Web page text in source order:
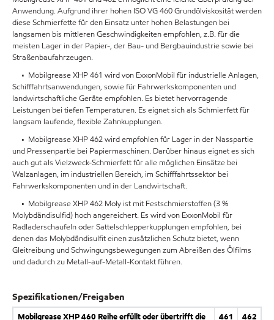
Anwendung. Aufgrund ihrer hohen ISO VG 460 Grundölviskosität werden
diese Schmierfette für den Einsatz unter hohen Belastungen bei
langsamen bis mittleren Geschwindigkeiten empfohlen, z.B. für die
meisten Lager in der Papier-, der Bau- und Bergbauindustrie sowie bei
Straßenbaufahrzeugen.
• Mobilgrease XHP 461 wird von ExxonMobil für industrielle Anlagen,
Schifffahrtsanwendungen, sowie für Fahrwerkskomponenten und
landwirtschaftliche Geräte empfohlen. Es bietet hervorragende
Leistungen bei tiefen Temperaturen. Es eignet sich als Schmierfett für
langsam laufende, flexible Zahnkupplungen.
• Mobilgrease XHP 462 wird empfohlen für Lager in der Nasspartie
und Pressenpartie bei Papiermaschinen. Darüber hinaus eignet es sich
auch gut als Vielzweck-Schmierfett für alle möglichen Einsätze bei
Walzanlagen, im industriellen Bereich, im Schifffahrtssektor bei
Fahrwerkskomponenten und in der Landwirtschaft.
• Mobilgrease XHP 462 Moly ist mit Festschmierstoffen (3 %
Molybdändisulfid) hoch angereichert. Es wird von ExxonMobil für
Radladerschaufeln oder Sattelschlepperkupplungen empfohlen, bei
denen das Molybdändisulfit einen zusätzlichen Schutz bietet, wenn
Gleitreibung und Schwingungsbewegungen zum Abreißen des Ölfilms
und dadurch zu Metall-auf-Metall-Kontakt führen.
Spezifikationen/Freigaben
Mobilgrease XHP 460 Reihe erfüllt oder übertrifft die
461 462